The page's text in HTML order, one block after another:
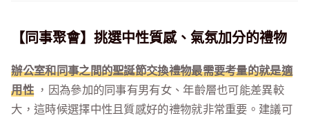
【同事聚會】挑選中性質感、氣氛加分的禮物
辦公室和同事之間的聖誕節交換禮物最需要考量的就是適
用性 ，因為參加的同事有男有女、年齡層也可能差異較
大，這時候選擇中性且質感好的禮物就非常重要。建議可